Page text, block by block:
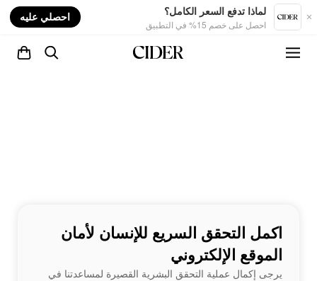
لماذا تدفع السعر الكامل؟
احصل على خصم 15% في التطبيق
احصلي عليه
اكمل التحقق السريع للإنسان لأمان
الموقع الإلكتروني
يرجى إكمال عملية التحقق البشرية القصيرة لمساعدتنا في